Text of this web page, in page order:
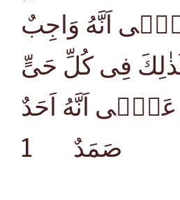
اَنَّهُ وَاجِبٌ
فِى كُلِّ حَىٍّ
عَلٰۤى اَنَّهُ اَحَدٌ
صَمَدٌ
1